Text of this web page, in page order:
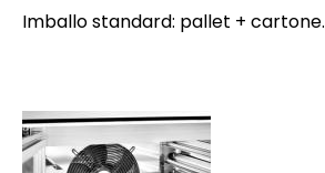
Imballo standard: pallet + cartone.